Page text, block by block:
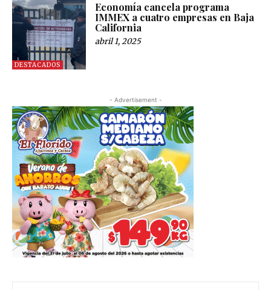
DESTACADOS
Economía cancela programa
IMMEX a cuatro empresas en Baja
California
abril 1, 2025
- Advertisement -